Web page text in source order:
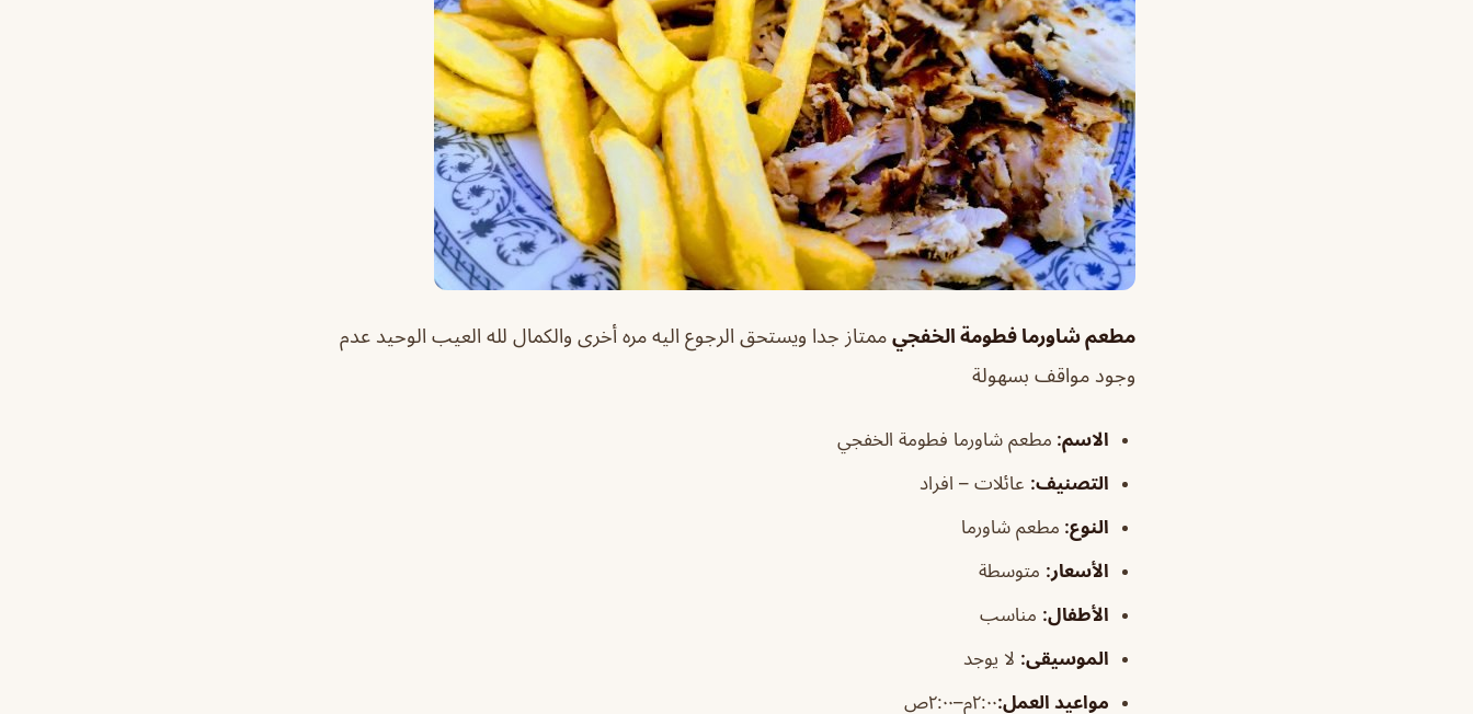
مطعم شاورما فطومة الخفجي ممتاز جدا ويستحق الرجوع اليه مره أخرى والكمال لله العيب الوحيد عدم
وجود مواقف بسهولة
الاسم: مطعم شاورما فطومة الخفجي
التصنيف: عائلات – افراد
النوع: مطعم شاورما
الأسعار: متوسطة
الأطفال: مناسب
الموسيقى: لا يوجد
مواعيد العمل:٢:٠٠م–٢:٠٠ص